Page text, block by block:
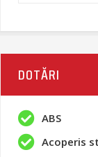
DOTĂRI
ABS
Acoperis